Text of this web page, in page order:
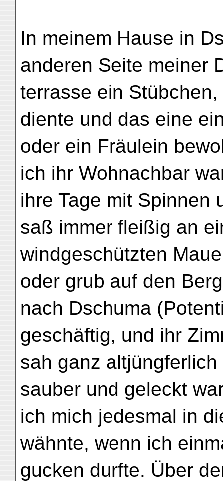
In meinem Hause in
anderen Seite meiner
terrasse ein
diente und das eine
oder ein Fräulein
ich ihr Wohnachbar
ihre Tage mit Spinnen
saß immer fleißig an
windgeschützten
oder grub auf den
nach Dschuma
geschäftig, und ihr
sah ganz
sauber und geleckt
ich mich jedesmal in
wähnte, wenn ich
gucken durfte. Über